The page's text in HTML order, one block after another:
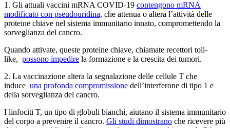
1. Gli attuali vaccini mRNA COVID-19 contengono mRNA
modificato con pseudouridina, che attenua o altera l’attività delle
proteine ​​​​chiave nel sistema immunitario innato, compromettendo la
sorveglianza del cancro.
Quando attivate, queste proteine ​​chiave, chiamate recettori toll-
like, possono impedire la formazione e la crescita dei tumori.
2. La vaccinazione altera la segnalazione delle cellule T che
induce una profonda compromissione dell’interferone di tipo 1 e
della sorveglianza del cancro.
I linfociti T, un tipo di globuli bianchi, aiutano il sistema immunitario
del corpo a prevenire il cancro. Gli studi dimostrano che ricevere più